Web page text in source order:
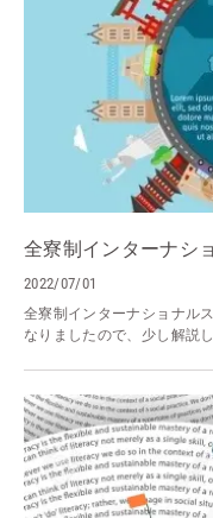
全寮制インターナシ
2022/07/01
全寮制インターナショナル
なりましたので、少し解説